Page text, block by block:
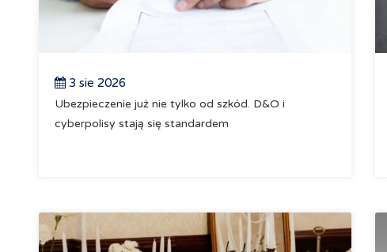
3 sie 2026
Ubezpieczenie już nie tylko od szkód. D&O i
cyberpolisy stają się standardem